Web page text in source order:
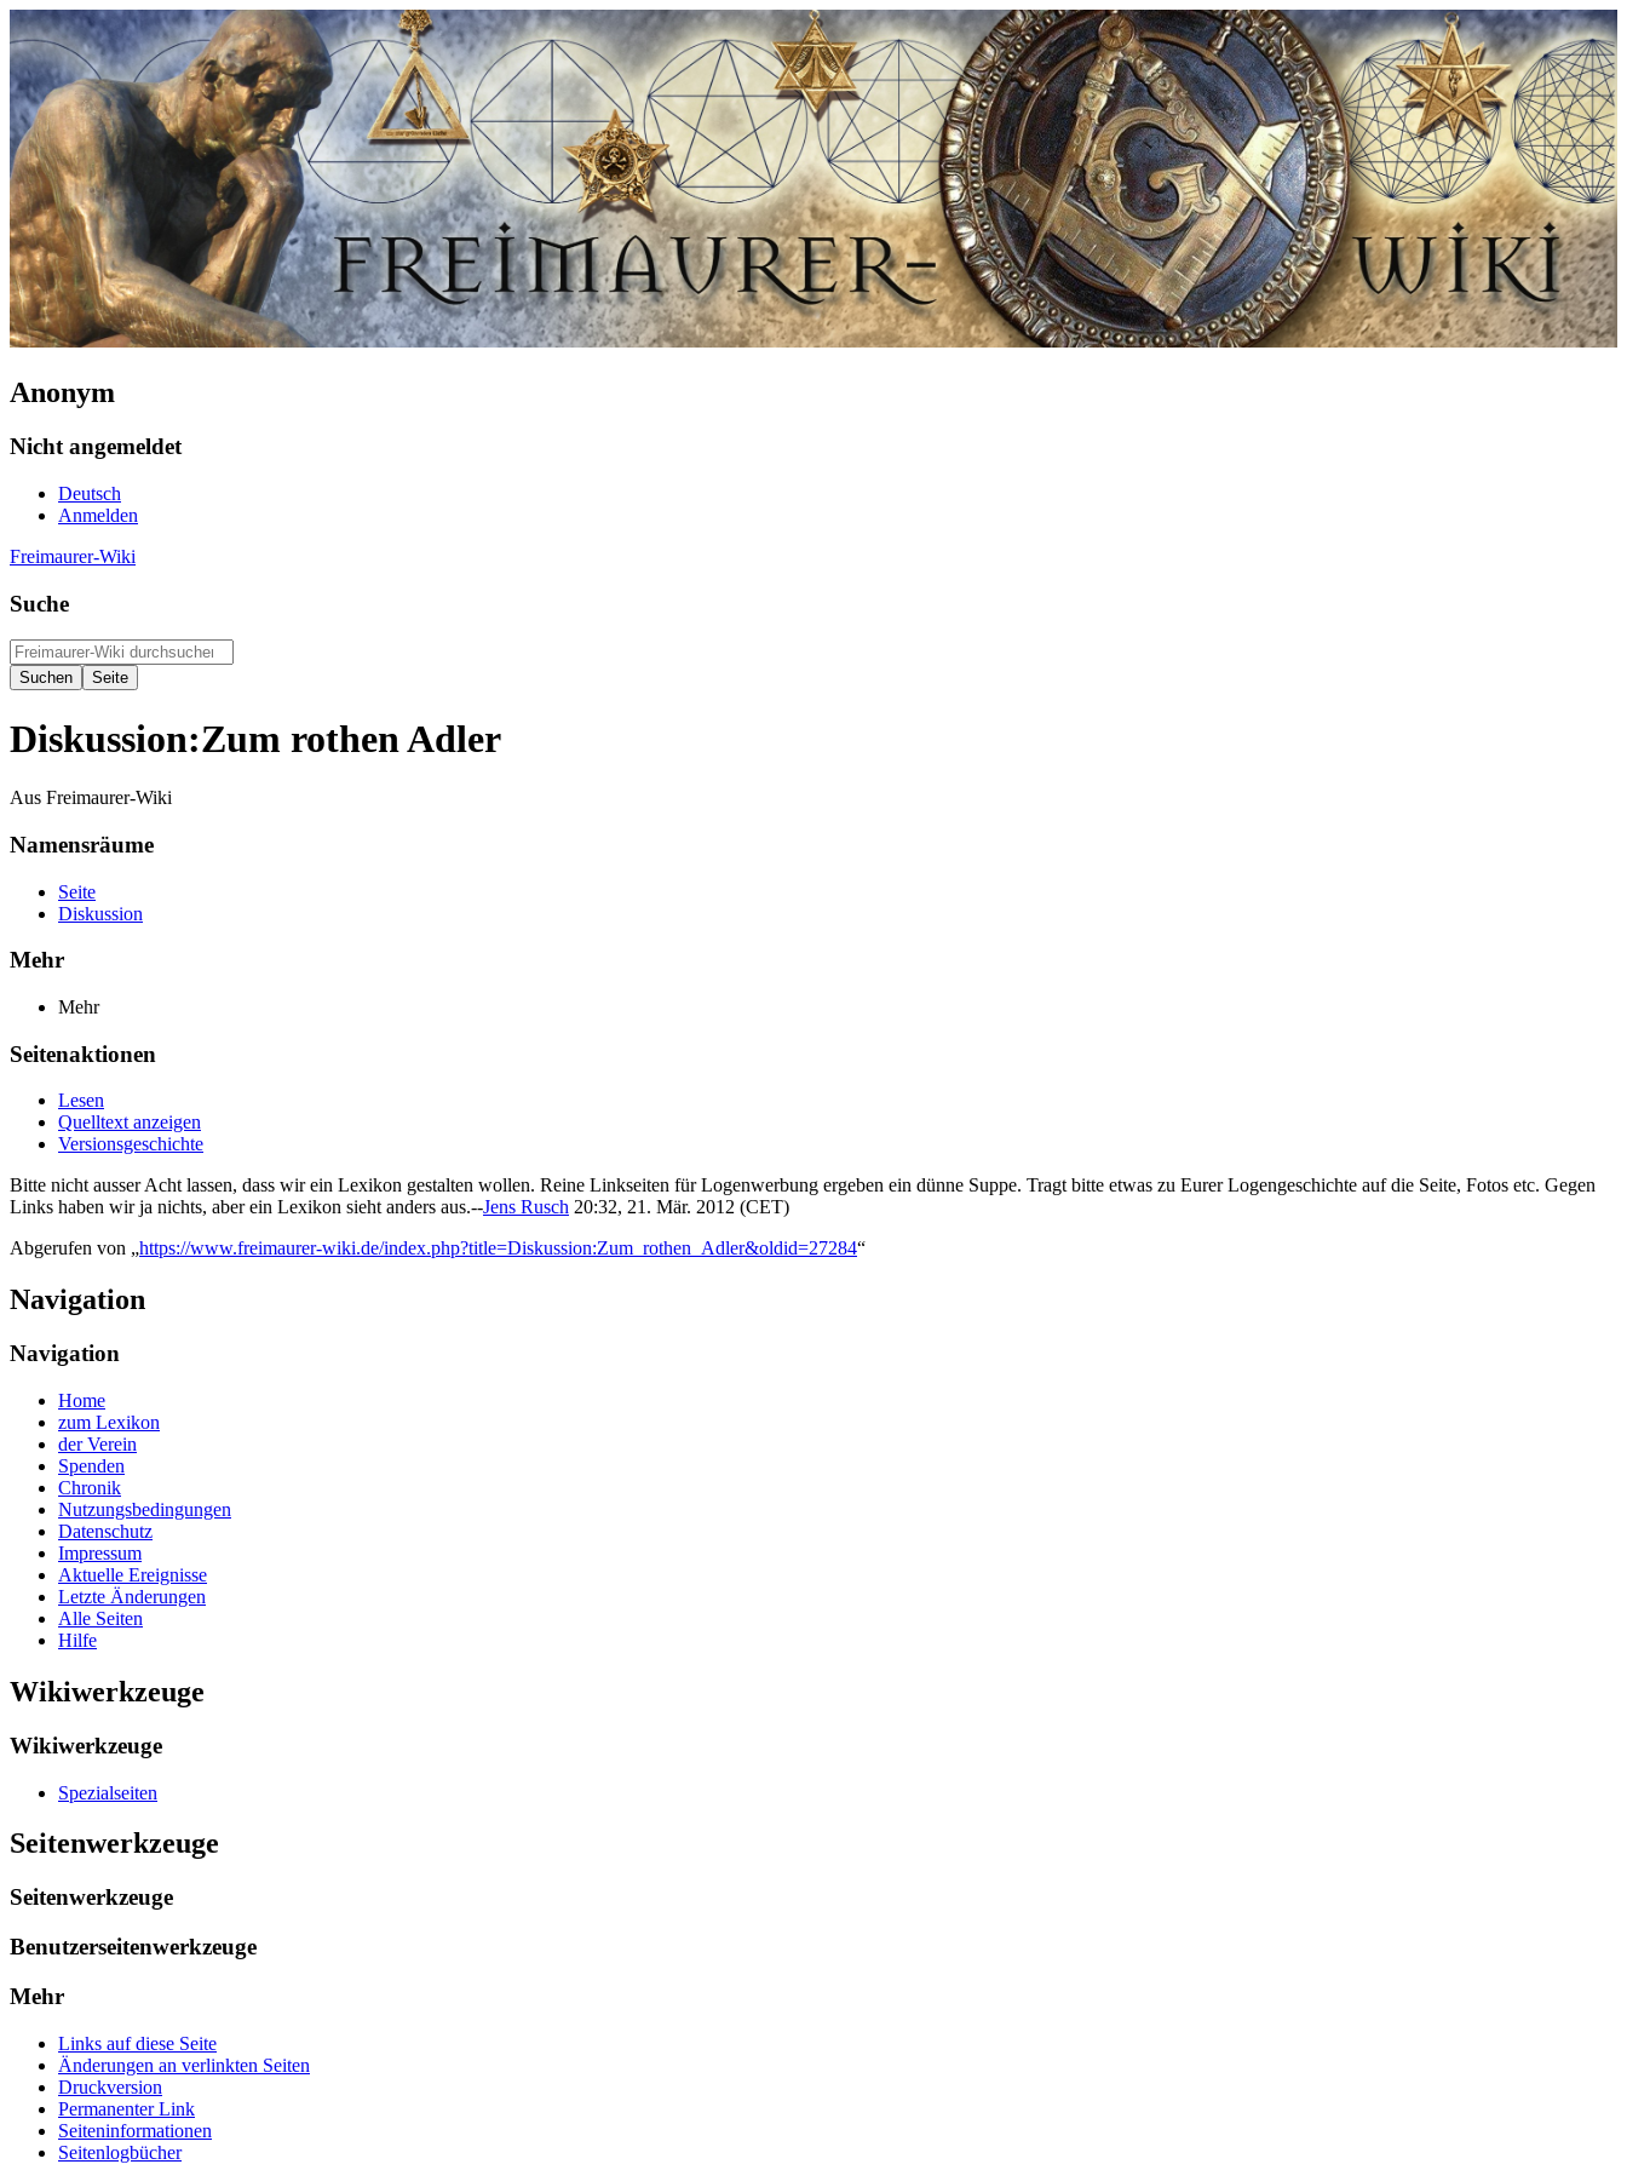
Anonym
Nicht angemeldet
Deutsch
Anmelden
Freimaurer-Wiki
Suche
Diskussion:Zum rothen Adler
Aus Freimaurer-Wiki
Namensräume
Seite
Diskussion
Mehr
Mehr
Seitenaktionen
Lesen
Quelltext anzeigen
Versionsgeschichte
Bitte nicht ausser Acht lassen, dass wir ein Lexikon gestalten wollen. Reine Linkseiten für Logenwerbung ergeben ein dünne Suppe. Tragt bitte etwas zu Eurer Logengeschichte auf die Seite, Fotos etc. Gegen
Links haben wir ja nichts, aber ein Lexikon sieht anders aus.--Jens Rusch 20:32, 21. Mär. 2012 (CET)
Abgerufen von „https://www.freimaurer-wiki.de/index.php?title=Diskussion:Zum_rothen_Adler&oldid=27284“
Navigation
Navigation
Home
zum Lexikon
der Verein
Spenden
Chronik
Nutzungsbedingungen
Datenschutz
Impressum
Aktuelle Ereignisse
Letzte Änderungen
Alle Seiten
Hilfe
Wikiwerkzeuge
Wikiwerkzeuge
Spezialseiten
Seitenwerkzeuge
Seitenwerkzeuge
Benutzerseitenwerkzeuge
Mehr
Links auf diese Seite
Änderungen an verlinkten Seiten
Druckversion
Permanenter Link
Seiten­­informationen
Seitenlogbücher